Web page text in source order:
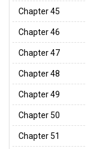
Chapter 45
Chapter 46
Chapter 47
Chapter 48
Chapter 49
Chapter 50
Chapter 51